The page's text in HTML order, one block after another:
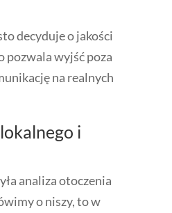
decyduje o jakości
pozwala wyjść poza
na realnych
i
analiza otoczenia
o niszy, to w